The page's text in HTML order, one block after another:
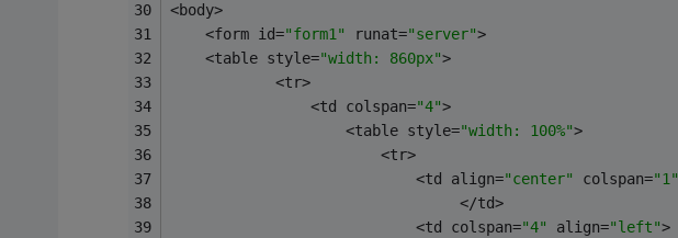
<body>
    <form id=
"form1" runat="server">
    <table style=
"width: 860px">
            <tr>
                <td colspan=
"4">
                    <table style=
"width: 100%">
                        <tr>
                            <td align=
"center" colspan="1"
                                 </td>
                            <td colspan=
"4" align="left">